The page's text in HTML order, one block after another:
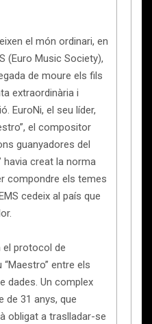
el món ordinari, en
(Euro Music Society),
de moure els fils
extraordinària i
EuroNi, el seu líder,
el compositor
guanyadores del
havia creat la norma
compondre els temes
cedeix al país que
el protocol de
entre els
dades. Un complex
de 31 anys, que
obligat a traslladar-se